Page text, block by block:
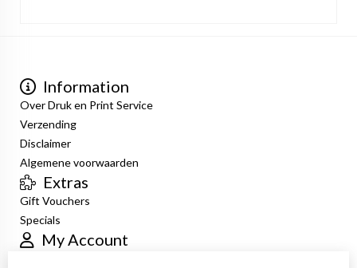
Information
Over Druk en Print Service
Verzending
Disclaimer
Algemene voorwaarden
Extras
Gift Vouchers
Specials
My Account